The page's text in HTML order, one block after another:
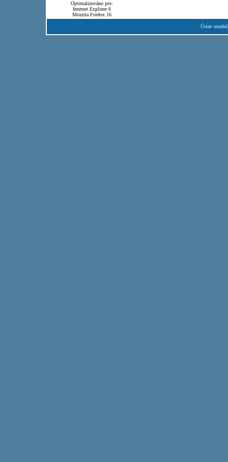
Optimalizováno pro:
Internet Explorer 6
Mozzila Firefox 16
Ústav